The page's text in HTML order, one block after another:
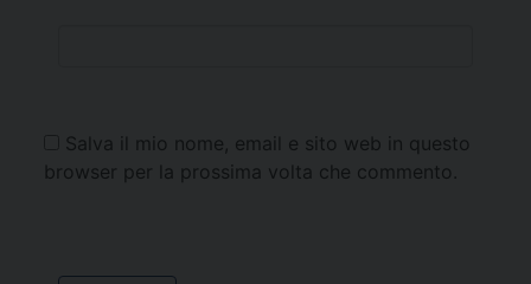
Salva il mio nome, email e sito web in questo
browser per la prossima volta che commento.